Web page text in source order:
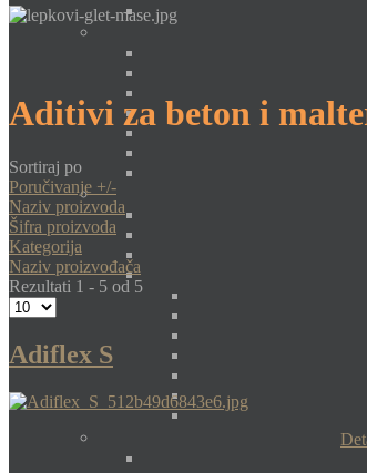
Aditivi za beton i
Sortiraj po
Poručivanje +/-
Naziv proizvoda
Šifra proizvoda
Kategorija
Naziv proizvođača
Rezultati 1 - 5 od 5
Adiflex S